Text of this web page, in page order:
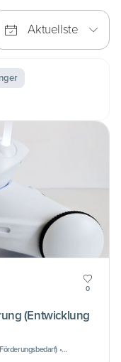
Aktuellste
0
(Entwicklung
•